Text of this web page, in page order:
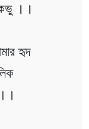
কভু ।।
হৃদ